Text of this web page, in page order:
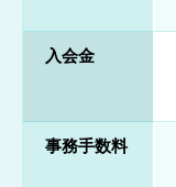
入会金
事務手数料